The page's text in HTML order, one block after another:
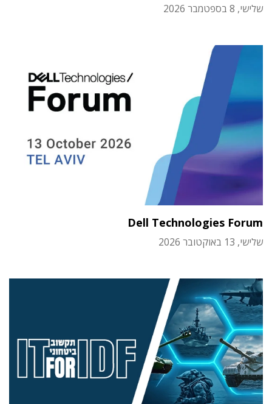
שלישי, 8 בספטמבר 2026
Dell Technologies Forum
שלישי, 13 באוקטובר 2026